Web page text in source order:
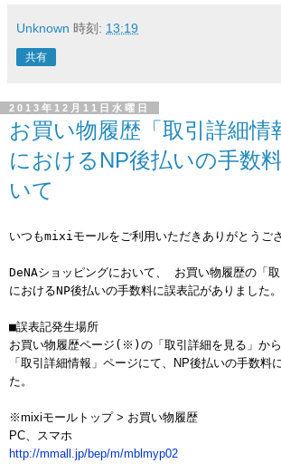
Unknown 時刻: 13:19
共有
2013年12月11日水曜日
お買い物履歴「取引詳細情
におけるNP後払いの手数
いて
いつもmixiモールをご利用いただきありがとうござ
DeNAショッピングにおいて、 お買い物履歴の「
におけるNP後払いの手数料に誤表記がありました。
■誤表記発生場所
お買い物履歴ページ(※)の「取引詳細を見る 」か
「取引詳細情報」ページにて、NP後払いの手数料
た。
※mixiモールトップ > お買い物履歴
PC、スマホ
http://mmall.jp/bep/m/mblmyp02